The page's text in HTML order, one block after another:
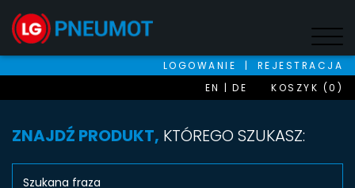
LOGOWANIE |
REJESTRACJA
EN
DE KOSZYK (0)
ZNAJDŹ PRODUKT, KTÓREGO SZUKASZ: